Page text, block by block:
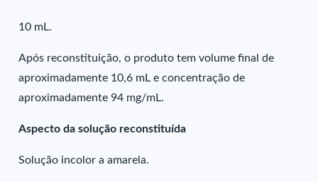
10 mL.
Após reconstituição, o produto tem volume final de
aproximadamente 10,6 mL e concentração de
aproximadamente 94 mg/mL.
Aspecto da solução reconstituída
Solução incolor a amarela.